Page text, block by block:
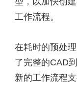
工作流程。
在耗时的预处
了完整的CAD
新的工作流程